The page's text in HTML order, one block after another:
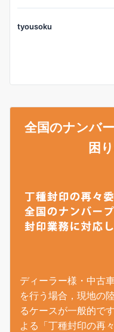
tyousoku
全国のナンバ
困
ディーラー様・中古
を行う場合，現地の
るケースが一般的で
よる「丁種封印の再